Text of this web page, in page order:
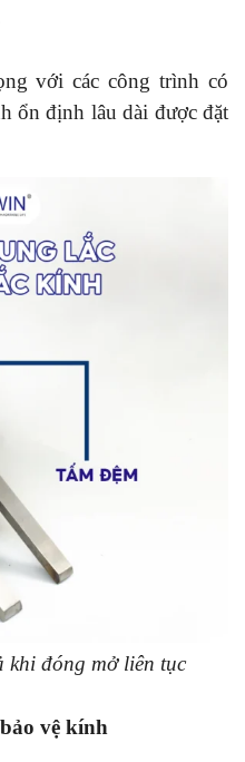
với các công trình có
ổn định lâu dài được đặt
khi đóng mở liên tục
vệ kính